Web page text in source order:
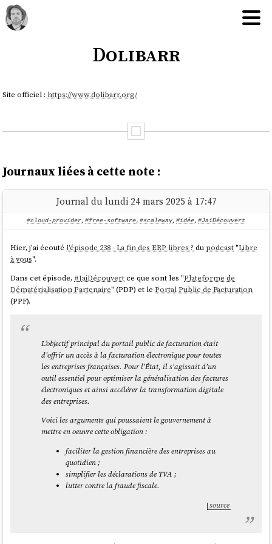
Dolibarr
Site officiel : https://www.dolibarr.org/
Journaux liées à cette note :
Journal du lundi 24 mars 2025 à 17:47
#cloud-provider, #free-software, #scaleway, #idée, #JaiDécouvert
Hier, j'ai écouté l'épisode 238 - La fin des ERP libres ? du podcast"Libre
à vous".
Dans cet épisode, #JaiDécouvertce que sont les "Plateforme de
Dématérialisation Partenaire" (PDP) et lePortal Public de Facturation
(PPF).
L’objectif principal du portail public de facturation était
d'offrir un accès à la facturation électronique pour toutes
les entreprises françaises. Pour l'État, il s'agissait d'un
outil essentiel pour optimiser la généralisation des factures
électroniques et ainsi accélérer la transformation digitale
des entreprises.
Voici les arguments qui poussaient le gouvernement à
mettre en oeuvre cette obligation :
faciliter la gestion financière des entreprises au
quotidien ;
simplifier les déclarations de TVA ;
lutter contre la fraude fiscale.
source